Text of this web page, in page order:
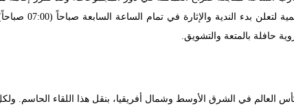
في صباح يوم الأربعاء، الموافق
حافلة بالمتعة والتشويق.
في الشرق الأوسط وشمال أفريقيا، بنقل هذا اللقاء الحاسم.